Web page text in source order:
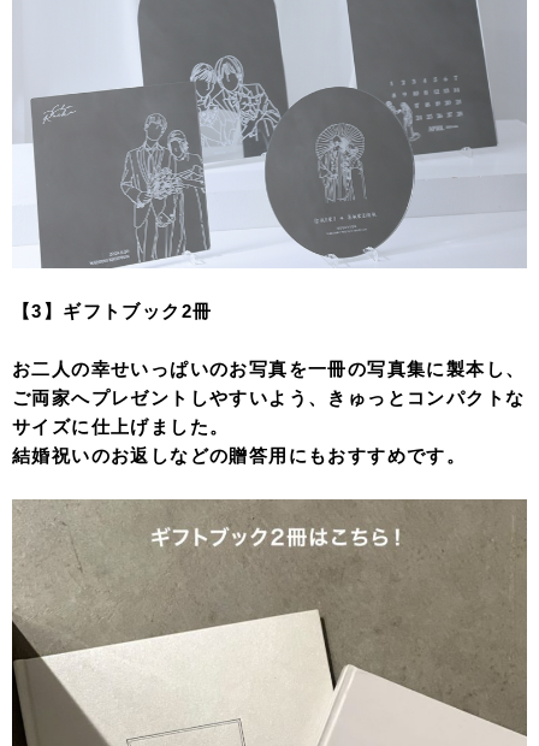
【3】ギフトブック2冊
お二人の幸せいっぱいのお写真を一冊の写真集に製本し、
ご両家へプレゼントしやすいよう、きゅっとコンパクトな
サイズに仕上げました。
結婚祝いのお返しなどの贈答用にもおすすめです。